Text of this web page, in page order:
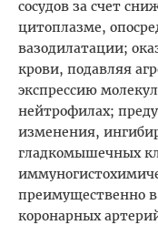
сосудов за счет
цитоплазме,
вазодилатации;
крови, подавляя
экспрессию
нейтрофилах;
изменения,
гладкомышечных
преимущественно
коронарных